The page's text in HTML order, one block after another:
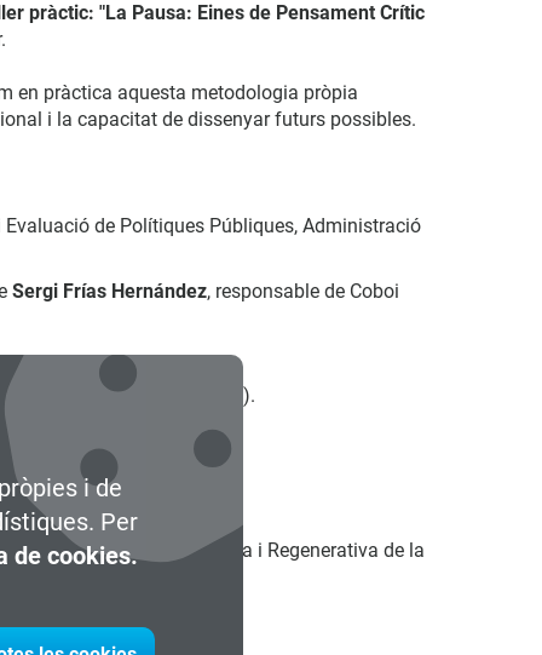
i de
Per
de cookies.
pràctic: "La Pausa: Eines de Pensament Crític
en pràctica aquesta metodologia pròpia
i la capacitat de dissenyar futurs possibles.
de Polítiques Públiques, Administració
Sergi Frías Hernández, responsable de Coboi
de la innovació).
Coboi lab.
d'Arquitectura Bioclimàtica i Regenerativa de la
School.